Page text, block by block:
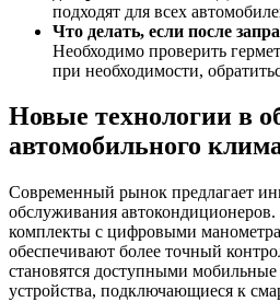
подходят для всех
Что делать, если после
Необходимо проверить
при необходимости,
Новые технологии в
автомобильного
Современный рынок предлагает
обслуживания
комплекты с цифровыми
обеспечивают более точный
становятся доступными мобильные
устройства, подключающиеся к